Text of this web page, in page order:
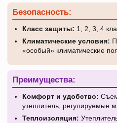
Безопасность:
Класс защиты: 1, 2, 3, 4
Климатические условия:
«особый» климатические
Преимущества:
Комфорт и удобство:
утеплитель, регулируемые
Теплоизоляция: